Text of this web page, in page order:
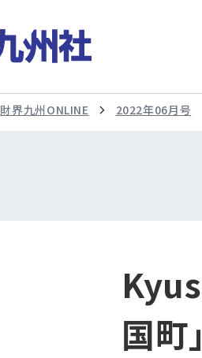
財界九州ONLINE 2022年06月号
国町」